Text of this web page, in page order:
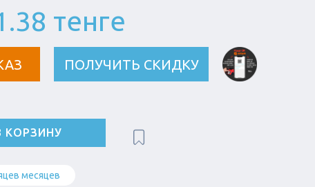
тенге
ПОЛУЧИТЬ СКИДКУ
КОРЗИНУ
месяцев